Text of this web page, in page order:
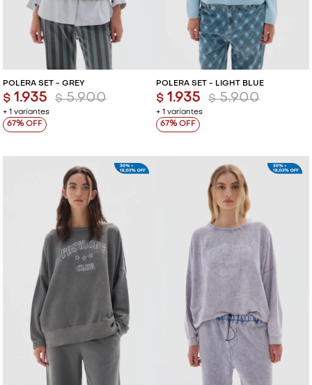
POLERA SET - GREY
+ 1 variantes
$ 1.935 $ 5.900
67
POLERA SET - LIGHT BLUE
+ 1 variantes
$ 1.935 $ 5.900
67